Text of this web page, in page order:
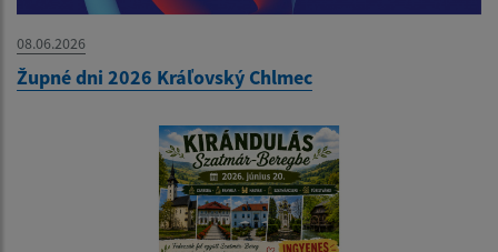
08.06.2026
Župné dni 2026 Kráľovský Chlmec